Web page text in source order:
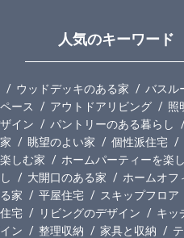
人気のキーワード
ウッドデッキのある家
バスル
ース
アウトドアリビング
照
イン
パントリーのある暮らし
眺望のよい家
個性派住宅
しむ家
ホームパーティーを楽
大開口のある家
ホームオフ
家
平屋住宅 スキップフロア
宅
リビングのデザイン
キッ
ン
整理収納 家具と収納